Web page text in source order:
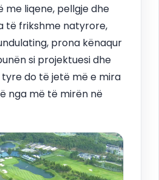
me liqene, pellgje dhe
të frikshme natyrore,
prona kënaqur
si projektuesi dhe
do të jetë më e mira
nga më të mirën në